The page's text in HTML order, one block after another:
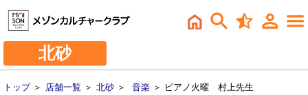
北砂
トップ＞ 店舗一覧 ＞ 北砂 ＞ 音楽 ＞ ピアノ火曜 村上先生